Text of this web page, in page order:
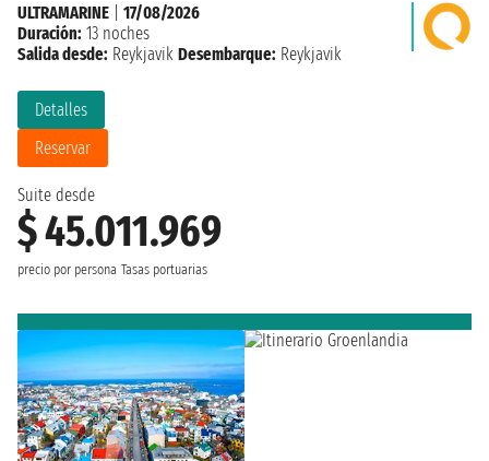
Suite desde
$ 45.011.969
precio por persona Tasas portuarias
Detalles
Reservar
ULTRAMARINE
17/08/2026
Duración: 13 noches
Salida desde: Reykjavik Desembarque: Reykjavik